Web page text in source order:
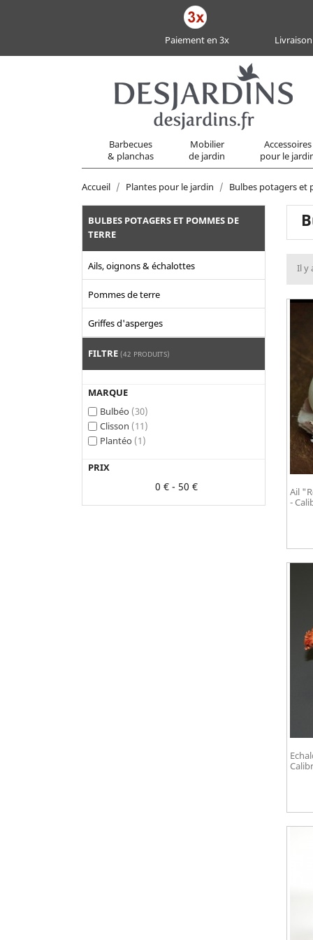
Paiement en 3x
Barbecues
& planchas
Mobilier
de jardin
Accessoires
pour le
Accueil Plantes pour le jardin Bulbes potagers et
BULBES POTAGERS ET POMMES DE
TERRE
Ails, oignons & échalottes
Pommes de terre
Griffes d'asperges
FILTRE (42 PRODUITS)
MARQUE
Bulbéo (30)
Clisson (11)
Plantéo (1)
PRIX
0 € - 50 €
Il y
Ail
-